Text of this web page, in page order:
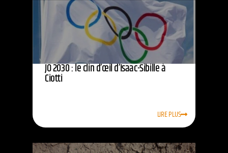
JO 2030 : le clin d’œil d’Isaac-Sibille à
Ciotti
LIRE PLUS